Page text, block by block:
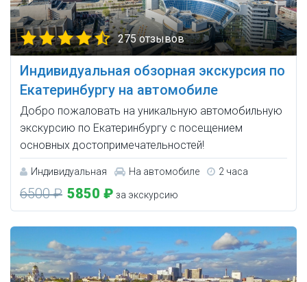
275 отзывов
Индивидуальная обзорная экскурсия по
Екатеринбургу на автомобиле
Добро пожаловать на уникальную автомобильную
экскурсию по Екатеринбургу с посещением
основных достопримечательностей!
Индивидуальная На автомобиле 2 часа
6500 ₽ 5850 ₽ за экскурсию